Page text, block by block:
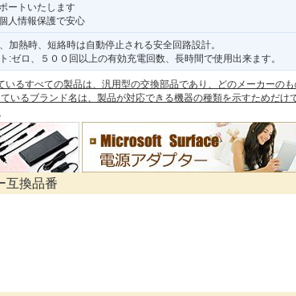
ートいたします
人情報保護で安心
加熱時、短絡時は自動停止される安全回路設計。
:ゼロ、５００回以上の有効充電回数、長時間で使用出来ます。
いるすべての製品は、汎用型の交換部品であり、どのメーカーのも
いるブランド名は、製品が対応できる機器の種類を示すためだけ
互換品番